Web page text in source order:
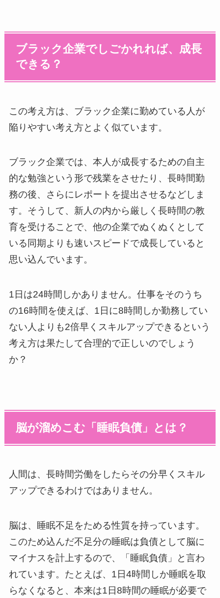
ブラック企業でしごかれれば、成長
できる？
この考え方は、ブラック企業に勤めている人が
陥りやすい考え方とよく似ています。
ブラック企業では、本人が成長するための自主
的な勉強という形で残業をさせたり、長時間勤
務の後、さらにレポートを提出させるなどしま
す。そうして、新人の内から厳しく長時間の教
育を受けることで、他の企業でぬくぬくとして
いる同期よりも速いスピードで成長していると
思い込んでいます。
1日は24時間しかありません。仕事をそのうち
の16時間を使えば、1日に8時間しか勤務してい
ない人よりも2倍早くスキルアップできるという
考え方は果たして合理的で正しいのでしょう
か？
脳が溜めこむ「睡眠負債」とは？
人間は、長時間労働をしたらその分早くスキル
アップできるわけではありません。
脳は、睡眠不足をためる性質を持っています。
このため込んだ不足分の睡眠は負債として脳に
マイナスを計上するので、「睡眠負債」と言わ
れています。たとえば、1日4時間しか睡眠を取
らなくなると、本来は1日8時間の睡眠が必要で